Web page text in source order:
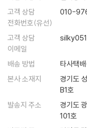
고객 상담
전화번호(유선)
010-
고객 상담
이메일
배송 방법
타사택
본사 소재지
경기도
B1호
발송지 주소
경기도
101호